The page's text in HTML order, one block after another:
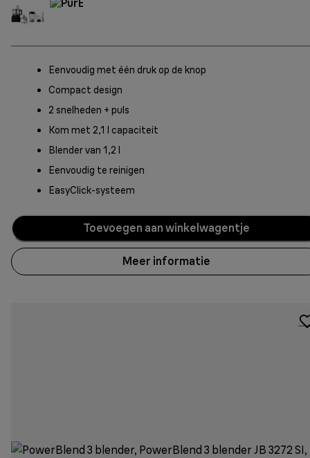
Eenvoudig met één druk op de knop
Compact design
2 snelheden + puls
Kom met 2,1 l capaciteit
Blender van 1,2 l
Eenvoudig te reinigen
EasyClick-systeem
Toevoegen aan winkelwagentje
Meer informatie